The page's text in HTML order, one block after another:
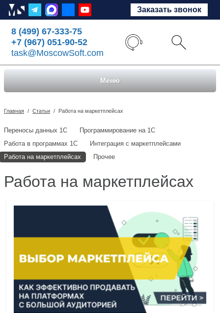
Заказать звонок
8 (499) 67-333-75
+7 (967) 051-90-52
task@MoscowSoft.com
Меню
Главная / Статьи / Работа на маркетплейсах
Переносы данных 1С
Программирование на 1С
Работа в программах 1С
Интеграция с маркетплейсами
Работа на маркетплейсах
Прочее
Работа на маркетплейсах